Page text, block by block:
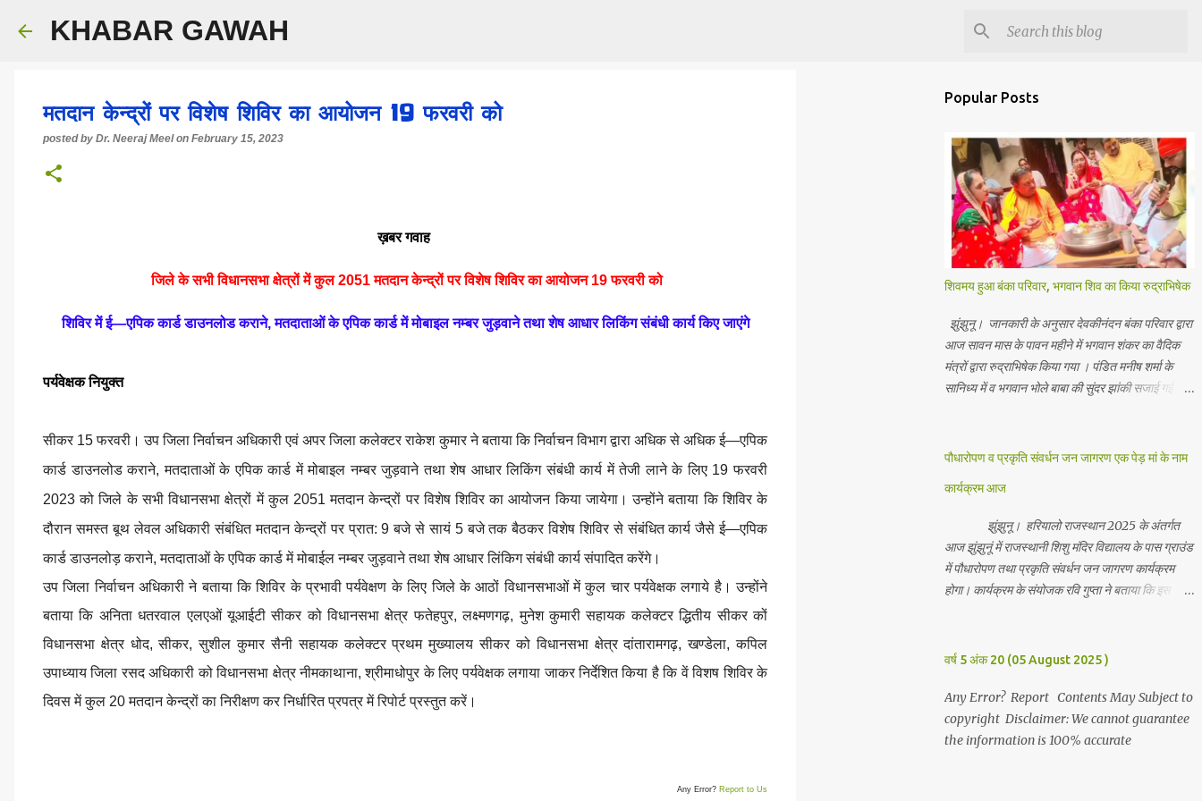
KHABAR GAWAH
मतदान केन्द्रों पर विशेष शिविर का आयोजन 19 फरवरी को
posted by Dr. Neeraj Meel on February 15, 2023
ख़बर गवाह
जिले के सभी विधानसभा क्षेत्रों में कुल 2051 मतदान केन्द्रों पर विशेष शिविर का आयोजन 19 फरवरी को
शिविर में ई—एपिक कार्ड डाउनलोड कराने, मतदाताओं के एपिक कार्ड में मोबाइल नम्बर जुड़वाने तथा शेष आधार लिकिंग संबंधी कार्य किए जाएंगे
पर्यवेक्षक नियुक्त
सीकर 15 फरवरी। उप जिला निर्वाचन अधिकारी एवं अपर जिला कलेक्टर राकेश कुमार ने बताया कि निर्वाचन विभाग द्वारा अधिक से अधिक ई—एपिक
कार्ड डाउनलोड कराने, मतदाताओं के एपिक कार्ड में मोबाइल नम्बर जुड़वाने तथा शेष आधार लिकिंग संबंधी कार्य में तेजी लाने के लिए 19 फरवरी
2023 को जिले के सभी विधानसभा क्षेत्रों में कुल 2051 मतदान केन्द्रों पर विशेष शिविर का आयोजन किया जायेगा। उन्होंने बताया कि शिविर के
दौरान समस्त बूथ लेवल अधिकारी संबंधित मतदान केन्द्रों पर प्रात: 9 बजे से सायं 5 बजे तक बैठकर विशेष शिविर से संबंधित कार्य जैसे ई—एपिक
कार्ड डाउनलोड़ कराने, मतदाताओं के एपिक कार्ड में मोबाईल नम्बर जुड़वाने तथा शेष आधार लिंकिग संबंधी कार्य संपादित करेंगे।
उप जिला निर्वाचन अधिकारी ने बताया कि शिविर के प्रभावी पर्यवेक्षण के लिए जिले के आठों विधानसभाओं में कुल चार पर्यवेक्षक लगाये है। उन्होंने
बताया कि अनिता धतरवाल एलएओं यूआईटी सीकर को विधानसभा क्षेत्र फतेहपुर, लक्ष्मणगढ़, मुनेश कुमारी सहायक कलेक्टर द्धितीय सीकर कों
विधानसभा क्षेत्र धोद, सीकर, सुशील कुमार सैनी सहायक कलेक्टर प्रथम मुख्यालय सीकर को विधानसभा क्षेत्र दांतारामगढ़, खण्डेला, कपिल
उपाध्याय जिला रसद अधिकारी को विधानसभा क्षेत्र नीमकाथाना, श्रीमाधोपुर के लिए पर्यवेक्षक लगाया जाकर निर्देशित किया है कि वें विशष शिविर के
दिवस में कुल 20 मतदान केन्द्रों का निरीक्षण कर निर्धारित प्रपत्र में रिपोर्ट प्रस्तुत करें।
Any Error? Report to Us
Popular Posts
शिवमय हुआ बंका परिवार, भगवान शिव का किया रुद्राभिषेक
झुंझुनू। जानकारी के अनुसार देवकीनंदन बंका परिवार द्वारा
आज सावन मास के पावन महीने में भगवान शंकर का वैदिक
मंत्रों द्वारा रुद्राभिषेक किया गया । पंडित मनीष शर्मा के
सानिध्य में व भगवान भोले बाबा की सुंदर झांकी सजाई गई।
अनुष्ठान किया गया व भगवान से सर्वजन की मंगल कामना की
चंद्रकांत, रविकांत, उज्वल, गजानंद, गणेश, सफल, शिवम्,
भाविक, लाडो, मीना, रेनू, निर्मला, दीक्षा, मनीषा आदि सभी
परिवार जन उपस्थित रहे। Contents May Subject to
copyright Disclaimer: We cannot guarantee
the information is 100% accurate
पौधारोपण व प्रकृति संवर्धन जन जागरण एक पेड़ मां के नाम
कार्यक्रम आज
झुंझुनू। हरियालो राजस्थान 2025 के अंतर्गत
आज झुंझुनूं में राजस्थानी शिशु मंदिर विद्यालय के पास ग्राउंड
में पौधारोपण तथा प्रकृति संवर्धन जन जागरण कार्यक्रम
होगा। कार्यक्रम के संयोजक रवि गुप्ता ने बताया कि इस
अतिथि के रूप में बाबा बालक नाथ विधायक अलवर, राजेंद्र
पर्यावरण अभियान के जिला संयोजक पवन मावडिया उपस्थित
रहेंगे। Contents May Subject to copyright
Disclaimer: We cannot guarantee the
वर्ष 5 अंक 20 (05 August 2025 )
Any Error? Report Contents May Subject to
copyright Disclaimer: We cannot guarantee
the information is 100% accurate